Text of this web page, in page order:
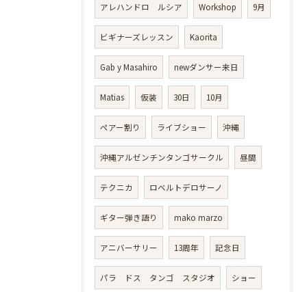
アレハンドロ ルシア Workshop 9月
ビギナーズレッスン Kaorita
Gab y Masahiro newダンサー来日
Matias 仮装 30日 10月
ペアー割り ライブショー 沖縄
沖縄アルゼンチンタンゴサークル 昼間
テクニカ ロベルトデロサーノ
ギター弾き語り mako marzo
アニバーサリー 13周年 記念日
パラ ドス タンゴ スタジオ ショー